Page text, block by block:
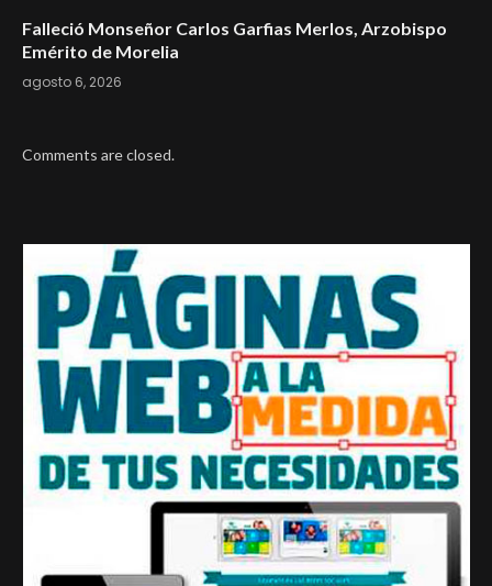
Falleció Monseñor Carlos Garfias Merlos, Arzobispo
Emérito de Morelia
agosto 6, 2026
Comments are closed.